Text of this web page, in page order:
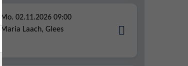
Mo. 02.11.2026 09:00
Maria Laach, Glees